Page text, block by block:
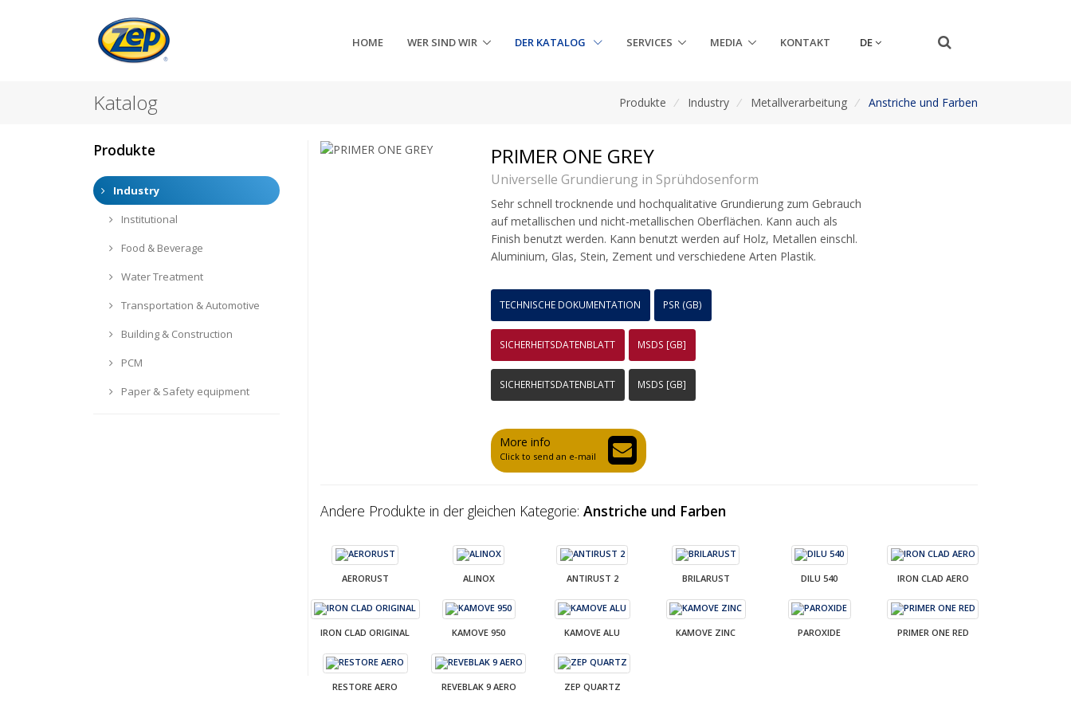
HOME WER SIND WIR DER KATALOG SERVICES MEDIA KONTAKT DE
Katalog Produkte / Industry / Metallverarbeitung / Anstriche und Farben
PRIMER ONE GREY
Universelle Grundierung in Sprühdosenform
Sehr schnell trocknende und hochqualitative Grundierung zum Gebrauch
auf metallischen und nicht-metallischen Oberflächen. Kann auch als
Finish benutzt werden. Kann benutzt werden auf Holz, Metallen einschl.
Aluminium, Glas, Stein, Zement und verschiedene Arten Plastik.
TECHNISCHE DOKUMENTATION PSR (GB)
SICHERHEITSDATENBLATT MSDS [GB]
SICHERHEITSDATENBLATT MSDS [GB]
More info
Click to send an e-mail
Andere Produkte in der gleichen Kategorie: Anstriche und Farben
AERORUST ALINOX ANTIRUST 2 BRILARUST DILU 540 IRON CLAD AERO
IRON CLAD ORIGINAL KAMOVE 950 KAMOVE ALU KAMOVE ZINC PAROXIDE PRIMER ONE RED
RESTORE AERO REVEBLAK 9 AERO ZEP QUARTZ
Produkte
Industry
Institutional
Food & Beverage
Water Treatment
Transportation & Automotive
Building & Construction
PCM
Paper & Safety equipment